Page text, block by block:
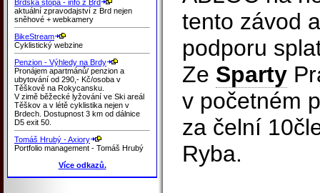
Brdská stopa - info z Brd
aktuální zpravodajství z Brd nejen
sněhové + webkamery
BikeStream
Cyklistický webzine
Penzion - Výhledy na Brdy
Pronájem apartmánů/ penzion a
ubytování od 290,- Kč/osoba v
Těškově na Rokycansku.
V zimě běžecké lyžování ve Ski areál
Těškov a v létě cyklistika nejen v
Brdech. Dostupnost 3 km od dálnice
D5 exit 50.
Tomáš Hrubý - Axiory
Portfolio management - Tomáš Hrubý
Více odkazů.
tento závod
podporu
Ze Sparty
v početném
za čelní
Ryba.